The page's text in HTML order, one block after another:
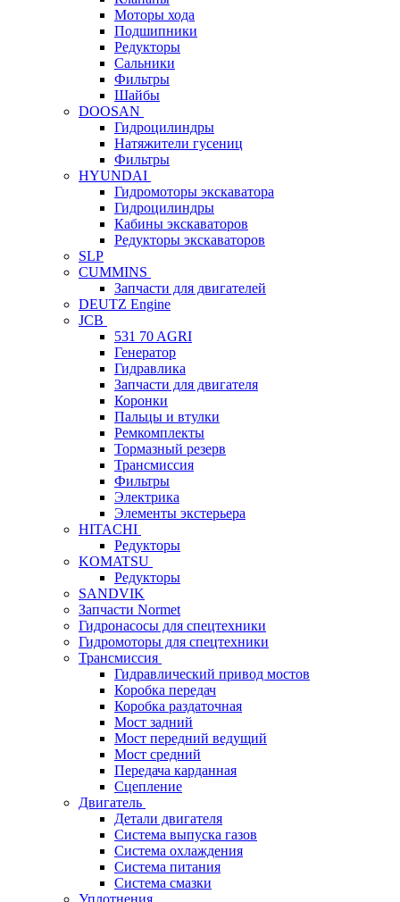
Моторы хода
Подшипники
Редукторы
Сальники
Фильтры
Шайбы
DOOSAN
Гидроцилиндры
Натяжители гусениц
Фильтры
HYUNDAI
Гидромоторы экскаватора
Гидроцилиндры
Кабины экскаваторов
Редукторы экскаваторов
SLP
CUMMINS
Запчасти для двигателей
DEUTZ Engine
JCB
531 70 AGRI
Генератор
Гидравлика
Запчасти для двигателя
Коронки
Пальцы и втулки
Ремкомплекты
Тормазный резерв
Трансмиссия
Фильтры
Электрика
Элементы экстерьера
HITACHI
Редукторы
KOMATSU
Редукторы
SANDVIK
Запчасти Normet
Гидронасосы для спецтехники
Гидромоторы для спецтехники
Трансмиссия
Гидравлический привод мостов
Коробка передач
Коробка раздаточная
Мост задний
Мост передний ведущий
Мост средний
Передача карданная
Сцепление
Двигатель
Детали двигателя
Система выпуска газов
Система охлаждения
Система питания
Система смазки
Уплотнения